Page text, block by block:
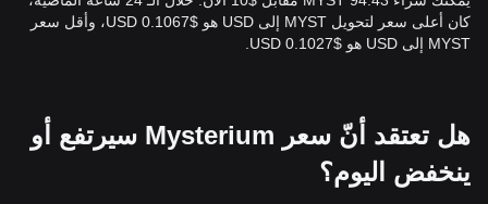
كان أعلى سعر لتحويل MYST إلى USD هو $0.1067 USD، وأقل سعر
MYST إلى USD هو $0.1027 USD.
هل تعتقد أنّ سعر Mysterium سيرتفع أو
ينخفض اليوم؟